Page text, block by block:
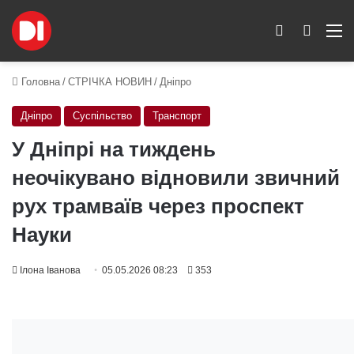
Пошук
Switch skin
Головна / СТРІЧКА НОВИН / Дніпро
Дніпро Суспільство Транспорт
У Дніпрі на тиждень
неочікувано відновили звичний
рух трамваїв через проспект
Науки
Ілона Іванова 05.05.2026 08:23 353